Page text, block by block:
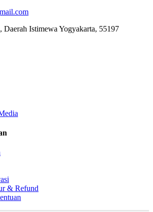
Daerah Istimewa Yogyakarta, 55197
& Refund